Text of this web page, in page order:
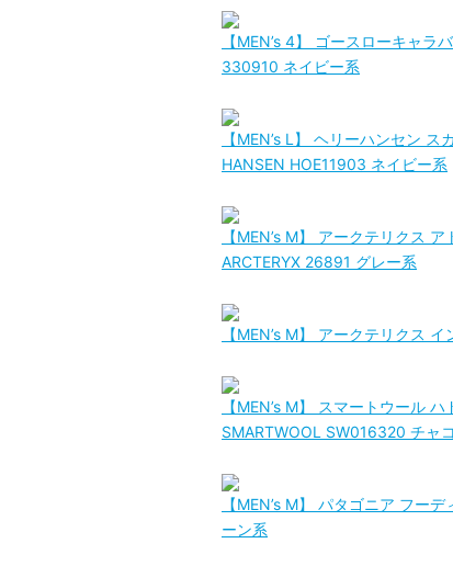
【MEN’s 4】 ゴースローキャ
330910 ネイビー系
【MEN’s L】 ヘリーハンセン
HANSEN HOE11903 ネイビー系
【MEN’s M】 アークテリクス
ARCTERYX 26891 グレー系
【MEN’s M】 アークテリクス
【MEN’s M】 スマートウール
SMARTWOOL SW016320 チャ
【MEN’s M】 パタゴニア フー
ーン系